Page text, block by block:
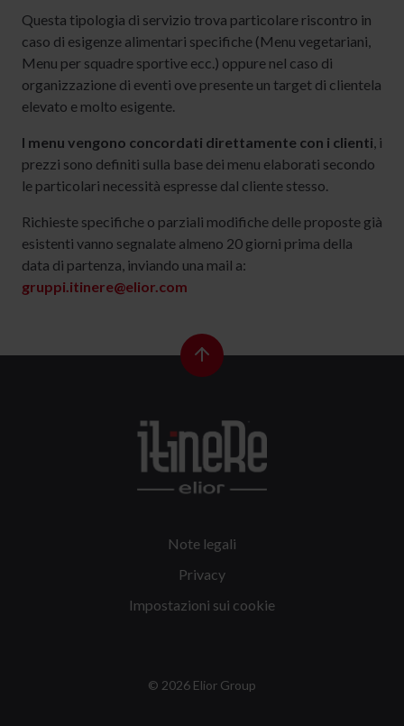
Questa tipologia di servizio trova particolare riscontro in
caso di esigenze alimentari specifiche (Menu vegetariani,
Menu per squadre sportive ecc.) oppure nel caso di
organizzazione di eventi ove presente un target di clientela
elevato e molto esigente.
I menu vengono concordati direttamente con i clienti, i
prezzi sono definiti sulla base dei menu elaborati secondo
le particolari necessità espresse dal cliente stesso.
Richieste specifiche o parziali modifiche delle proposte già
esistenti vanno segnalate almeno 20 giorni prima della
data di partenza, inviando una mail a:
gruppi.itinere@elior.com
Note legali
Privacy
Impostazioni sui cookie
© 2026 Elior Group